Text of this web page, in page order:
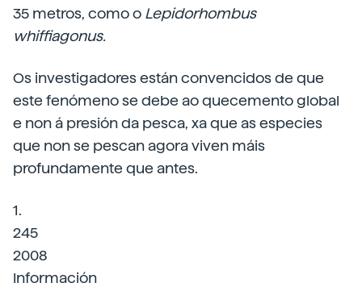
35 metros, como o Lepidorhombus
whiffiagonus.
Os investigadores están convencidos de que
este fenómeno se debe ao quecemento global
e non á presión da pesca, xa que as especies
que non se pescan agora viven máis
profundamente que antes.
1.
245
2008
Información